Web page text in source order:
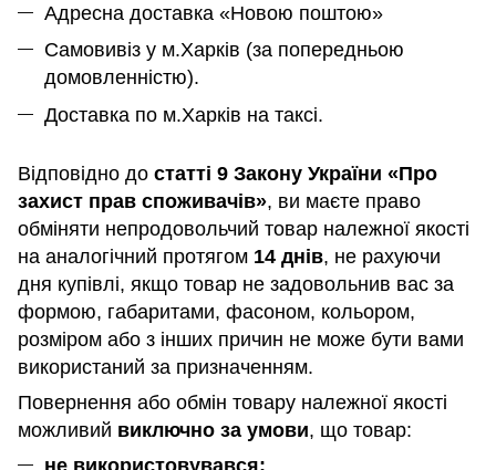
Адресна доставка «Новою поштою»
Самовивіз у м.Харків (за попередньою
домовленністю).
Доставка по м.Харків на таксі.
Відповідно до статті 9 Закону України «Про
захист прав споживачів», ви маєте право
обміняти непродовольчий товар належної якості
на аналогічний протягом 14 днів, не рахуючи
дня купівлі, якщо товар не задовольнив вас за
формою, габаритами, фасоном, кольором,
розміром або з інших причин не може бути вами
використаний за призначенням.
Повернення або обмін товару належної якості
можливий виключно за умови, що товар: